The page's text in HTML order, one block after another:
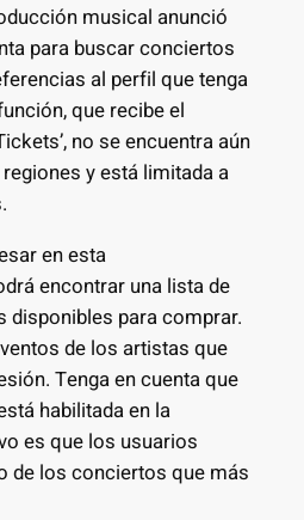
musical anunció
para buscar conciertos
al perfil que tenga
que recibe el
no se encuentra aún
y está limitada a
en esta
encontrar una lista de
para comprar.
de los artistas que
Tenga en cuenta que
habilitada en la
es que los usuarios
de los conciertos que más